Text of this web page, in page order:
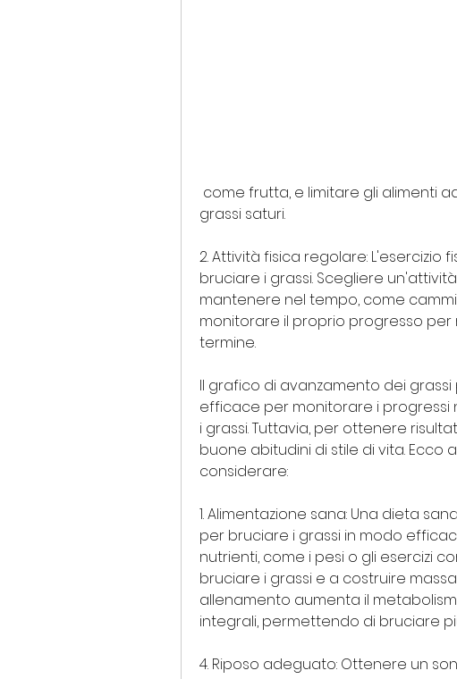
grassi saturi.
2. Attività fisica regolare: L'esercizio
bruciare i grassi. Scegliere
mantenere nel tempo, come
monitorare il proprio progresso
termine.
Il grafico di avanzamento dei
efficace per monitorare i progressi
i grassi. Tuttavia, per ottenere
buone abitudini di stile di vita. Ecco
considerare:
1. Alimentazione sana: Una dieta
per bruciare i grassi in modo
nutrienti, come i pesi o gli esercizi
bruciare i grassi e a costruire
allenamento aumenta il
integrali, permettendo di bruciare
4. Riposo adeguato: Ottenere un